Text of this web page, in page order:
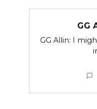
GG
GG Allin: I